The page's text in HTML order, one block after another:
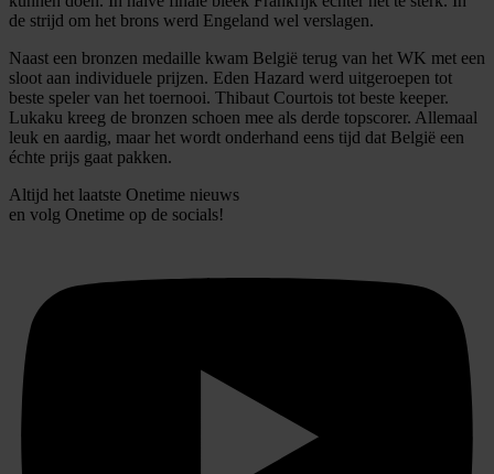
de strijd om het brons werd Engeland wel verslagen.
Naast een bronzen medaille kwam België terug van het WK met een
sloot aan individuele prijzen. Eden Hazard werd uitgeroepen tot
beste speler van het toernooi. Thibaut Courtois tot beste keeper.
Lukaku kreeg de bronzen schoen mee als derde topscorer. Allemaal
leuk en aardig, maar het wordt onderhand eens tijd dat België een
échte prijs gaat pakken.
Altijd het laatste Onetime nieuws
en volg Onetime op de socials!